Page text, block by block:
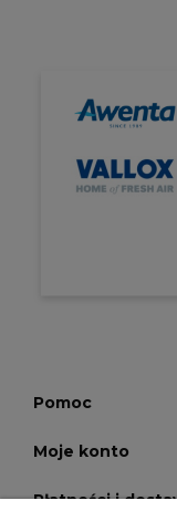
Pomoc
Moje konto
Płatności i